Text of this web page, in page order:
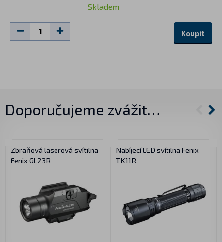
Skladem
Koupit
Doporučujeme zvážit…
Zbraňová laserová svítilna
Fenix GL23R
Nabíjecí LED svítilna Fenix
TK11R